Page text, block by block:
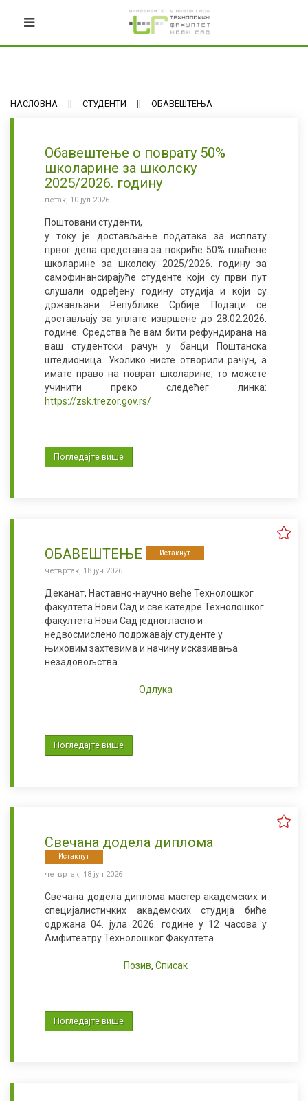
НАСЛОВНА СТУДЕНТИ ОБАВЕШТЕЊА
Обавештење о поврату 50%
школарине за школску
2025/2026. годину
петак, 10 јул 2026
Поштовани студенти,
у току је достављање података за исплату
првог дела средстава за покриће 50% плаћене
школарине за школску 2025/2026. годину за
самофинансирајуће студенте који су први пут
слушали одређену годину студија и који су
држављани Републике Србије. Подаци се
достављају за уплате извршене до 28.02.2026.
године. Средства ће вам бити рефундирана на
ваш студентски рачун у банци Поштанска
штедионица. Уколико нисте отворили рачун, а
имате право на поврат школарине, то можете
учинити преко следећег линка:
https://zsk.trezor.gov.rs/
Погледајте више
ОБАВЕШТЕЊЕ Истакнут
четвртак, 18 јун 2026
Деканат, Наставно-научно веће Технолошког
факултета Нови Сад и све катедре Технолошког
факултета Нови Сад једногласно и
недвосмислено подржавају студенте у
њиховим захтевима и начину исказивања
незадовољства.
Одлука
Погледајте више
Свечана додела диплома
Истакнут
четвртак, 18 јун 2026
Свечана додела диплома мастер академских и
специјалистичких академских студија биће
одржана04. јула 2026. године у 12 часова у
Амфитеатру Технолошког Факултета.
Позив, Списак
Погледајте више